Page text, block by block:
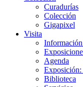
Curadurías
Colección
Gigapixel
Visita
Agenda
Biblioteca